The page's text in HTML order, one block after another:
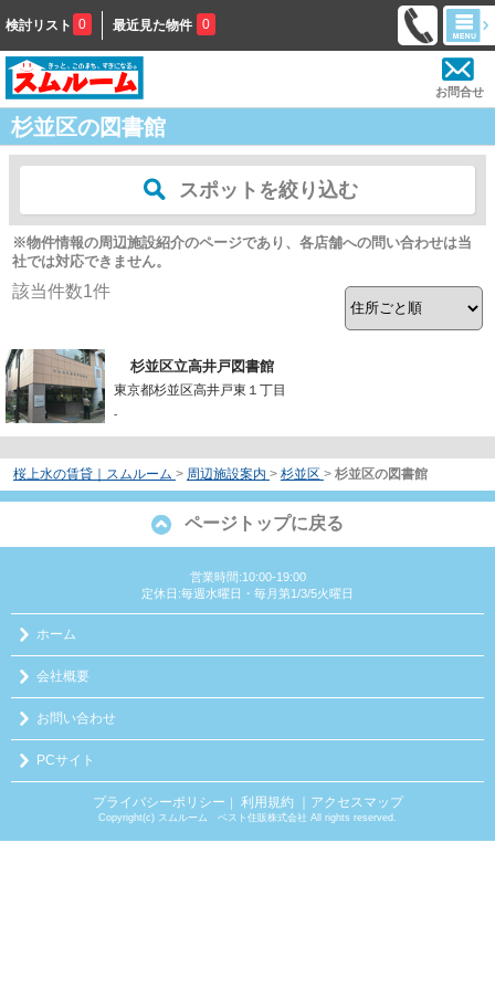
検討リスト 0 最近見た物件 0
お問合せ
杉並区の図書館
スポットを絞り込む
※物件情報の周辺施設紹介のページであり、各店舗への問い合わせは当
社では対応できません。
該当件数1件
杉並区立高井戸図書館
東京都杉並区高井戸東１丁目
-
桜上水の賃貸｜スムルーム > 周辺施設案内 > 杉並区 > 杉並区の図書館
ページトップに戻る
営業時間:10:00-19:00
定休日:毎週水曜日・毎月第1/3/5火曜日
ホーム
会社概要
お問い合わせ
PCサイト
プライバシーポリシー ｜ 利用規約 ｜アクセスマップ
Copyright(c) スムルーム ベスト住販株式会社 All rights reserved.